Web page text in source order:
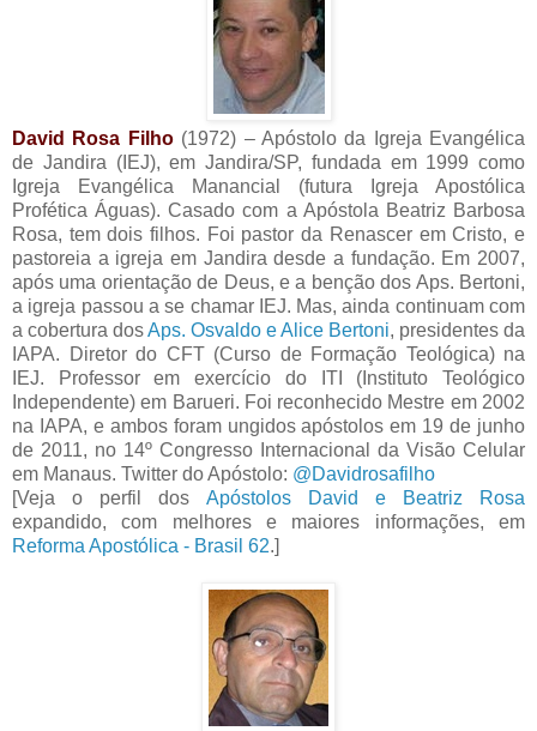
David Rosa Filho(1972) – Apóstolo da Igreja Evangélica
de Jandira (IEJ), em Jandira/SP, fundada em 1999 como
Igreja Evangélica Manancial (futura Igreja Apostólica
Profética Águas). Casado com a Apóstola Beatriz Barbosa
Rosa, tem dois filhos. Foi pastor da Renascer em Cristo, e
pastoreia a igreja em Jandira desde a fundação. Em 2007,
após uma orientação de Deus, e a benção dos Aps. Bertoni,
a igreja passou a se chamar IEJ. Mas, ainda continuam com
a cobertura dosAps. Osvaldo e Alice Bertoni, presidentes da
IAPA. Diretor do CFT (Curso de Formação Teológica) na
IEJ. Professor em exercício do ITI (Instituto Teológico
Independente) em Barueri. Foi reconhecido Mestre em 2002
na IAPA, e ambos foram ungidos apóstolos em 19 de junho
de 2011, no 14º Congresso Internacional da Visão Celular
em Manaus. Twitter do Apóstolo: @Davidrosafilho
[Veja o perfil dos Apóstolos David e Beatriz Rosa
expandido, com melhores e maiores informações, em
Reforma Apostólica - Brasil 62.]